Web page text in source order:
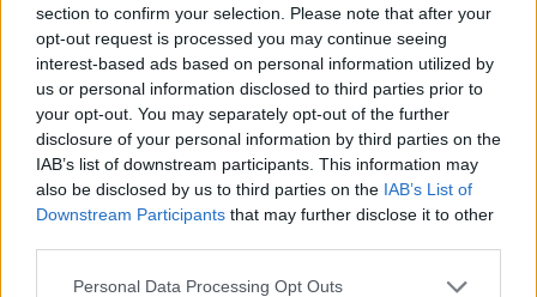
section to confirm your selection. Please note that after your
opt-out request is processed you may continue seeing
interest-based ads based on personal information utilized by
us or personal information disclosed to third parties prior to
your opt-out. You may separately opt-out of the further
disclosure of your personal information by third parties on the
IAB’s list of downstream participants. This information may
also be disclosed by us to third parties on the IAB’s List of
Downstream Participants that may further disclose it to other
Please note that this website/app uses one or more Google
Personal Data Processing Opt Outs
Często sprawdzane
Odmiana:KoziegłówczyKozichgłów?
Odmiana: opotrafiąc,potrafiącyipotrafiwszy
Nostalgia za nostalgią